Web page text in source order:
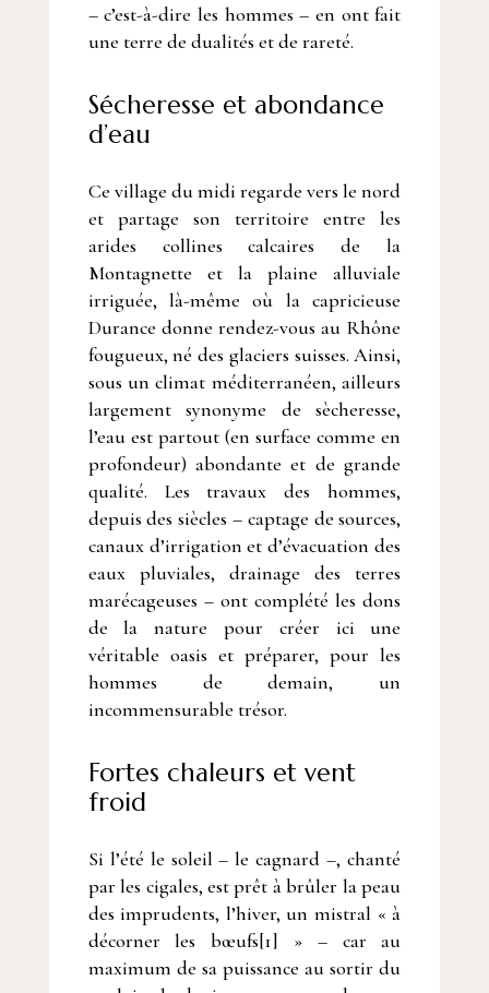
– c’est-à-dire les hommes – en ont fait
une terre de dualités et de rareté.
Sécheresse et abondance
d’eau
Ce village du midi regarde vers le nord
et partage son territoire entre les
arides collines calcaires de la
Montagnette et la plaine alluviale
irriguée, là-même où la capricieuse
Durance donne rendez-vous au Rhône
fougueux, né des glaciers suisses. Ainsi,
sous un climat méditerranéen, ailleurs
largement synonyme de sècheresse,
l’eau est partout (en surface comme en
profondeur) abondante et de grande
qualité. Les travaux des hommes,
depuis des siècles – captage de sources,
canaux d’irrigation et d’évacuation des
eaux pluviales, drainage des terres
marécageuses – ont complété les dons
de la nature pour créer ici une
véritable oasis et préparer, pour les
hommes de demain, un
incommensurable trésor.
Fortes chaleurs et vent
froid
Si l’été le soleil – le cagnard –, chanté
par les cigales, est prêt à brûler la peau
des imprudents, l’hiver, un mistral « à
décorner les bœufs[1] » – car au
maximum de sa puissance au sortir du